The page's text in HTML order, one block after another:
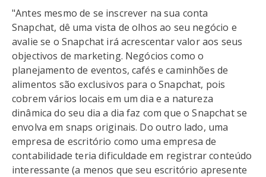
"Antes mesmo de se inscrever na sua conta
Snapchat, dê uma vista de olhos ao seu negócio e
avalie se o Snapchat irá acrescentar valor aos seus
objectivos de marketing. Negócios como o
planejamento de eventos, cafés e caminhões de
alimentos são exclusivos para o Snapchat, pois
cobrem vários locais em um dia e a natureza
dinâmica do seu dia a dia faz com que o Snapchat se
envolva em snaps originais. Do outro lado, uma
empresa de escritório como uma empresa de
contabilidade teria dificuldade em registrar conteúdo
interessante (a menos que seu escritório apresente